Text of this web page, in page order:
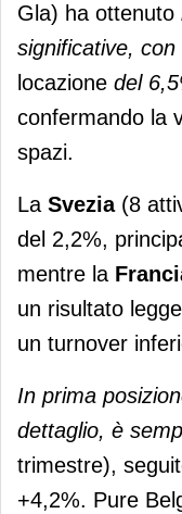
Gla) ha ottenuto
significative, con
locazione del
confermando la
spazi.
La Svezia(8
del 2,2%,
mentre la
un risultato
un turnover
In prima
dettaglio, è
trimestre),
+4,2%. Pure